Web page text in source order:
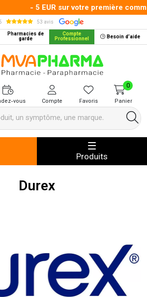
- 5 EUR sur votre première
53 avis
Pharmacies de
garde
Compte
Professionnel Besoin d’aide
MVA Pharma Votre pharmacie
vous Compte Favoris Panier
0
Produits
Durex